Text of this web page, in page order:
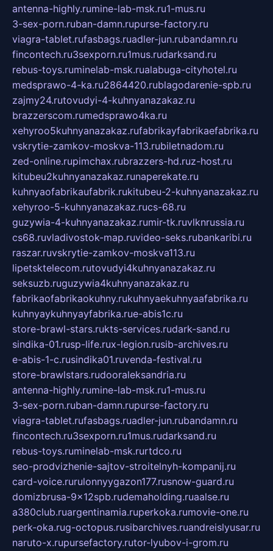
antenna-highly.rumine-lab-msk.ru1-mus.ru
3-sex-porn.ruban-damn.rupurse-factory.ru
viagra-tablet.rufasbags.ruadler-jun.rubandamn.ru
fincontech.ru3sexporn.ru1mus.rudarksand.ru
rebus-toys.ruminelab-msk.rualabuga-cityhotel.ru
medsprawo-4-ka.ru2864420.rublagodarenie-spb.ru
zajmy24.rutovudyi-4-kuhnyanazakaz.ru
brazzerscom.rumedsprawo4ka.ru
xehyroo5kuhnyanazakaz.rufabrikayfabrikaefabrika.ru
vskrytie-zamkov-moskva-113.rubiletnadom.ru
zed-online.rupimchax.rubrazzers-hd.ruz-host.ru
kitubeu2kuhnyanazakaz.runaperekate.ru
kuhnyaofabrikaufabrik.rukitubeu-2-kuhnyanazakaz.ru
xehyroo-5-kuhnyanazakaz.rucs-68.ru
guzywia-4-kuhnyanazakaz.rumir-tk.ruvlknrussia.ru
cs68.ruvladivostok-map.ruvideo-seks.rubankaribi.ru
raszar.ruvskrytie-zamkov-moskva113.ru
lipetsktelecom.rutovudyi4kuhnyanazakaz.ru
seksuzb.ruguzywia4kuhnyanazakaz.ru
fabrikaofabrikaokuhny.rukuhnyaekuhnyaafabrika.ru
kuhnyaykuhnyayfabrika.rue-abis1c.ru
store-brawl-stars.rukts-services.rudark-sand.ru
sindika-01.rusp-life.rux-legion.rusib-archives.ru
e-abis-1-c.rusindika01.ruvenda-festival.ru
store-brawlstars.rudooraleksandria.ru
antenna-highly.rumine-lab-msk.ru1-mus.ru
3-sex-porn.ruban-damn.rupurse-factory.ru
viagra-tablet.rufasbags.ruadler-jun.rubandamn.ru
fincontech.ru3sexporn.ru1mus.rudarksand.ru
rebus-toys.ruminelab-msk.rurtdco.ru
seo-prodvizhenie-sajtov-stroitelnyh-kompanij.ru
card-voice.rurulonnyygazon177.rusnow-guard.ru
domizbrusa-9x12spb.rudemaholding.ruaalse.ru
a380club.ruargentinamia.ruperkoka.rumovie-one.ru
perk-oka.rug-octopus.rusibarchives.ruandreislyusar.ru
naruto-x.rupursefactory.rutor-lyubov-i-grom.ru